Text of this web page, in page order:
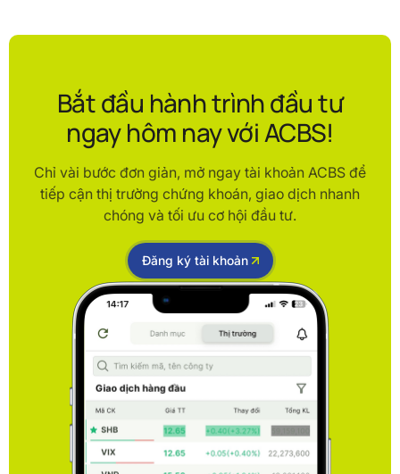
Bắt đầu hành trình đầu tư
ngay hôm nay với ACBS!
Chỉ vài bước đơn giản, mở ngay tài khoản ACBS để
tiếp cận thị trường chứng khoán, giao dịch nhanh
chóng và tối ưu cơ hội đầu tư.
Đăng ký tài khoản